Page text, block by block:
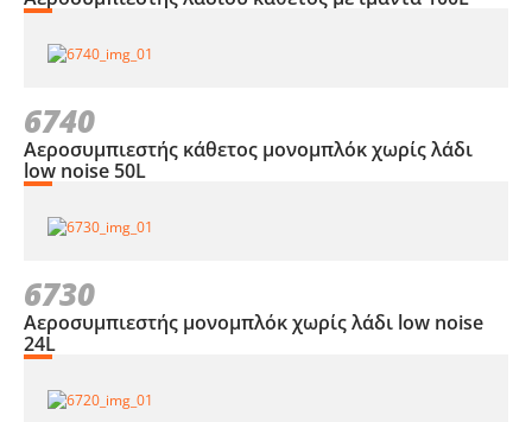
6740
Αεροσυμπιεστής κάθετος μονομπλόκ χωρίς λάδι
low noise 50L
6730
Αεροσυμπιεστής μονομπλόκ χωρίς λάδι low noise
24L